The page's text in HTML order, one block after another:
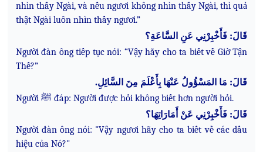
nhìn thấy Ngài, và nếu ngươi không nhìn thấy Ngài, thì quả
thật Ngài luôn nhìn thấy ngươi.”
قَالَ: فَأَخْبِرْنِي عَنِ السَّاعَةِ؟
Người đàn ông tiếp tục nói: “Vậy hãy cho ta biết về Giờ Tận
Thế?”
قَالَ: مَا المَسْؤُولُ عَنْهَا بِأَعْلَمَ مِنَ السَّائِلِ.
Người ﷺ đáp: Người được hỏi không biết hơn người hỏi.
قَالَ: فَأَخْبِرْنِي عَنْ أَمَارَاتِهَا؟
Người đàn ông nói: "Vậy ngươi hãy cho ta biết về các dấu
hiệu của Nó?"